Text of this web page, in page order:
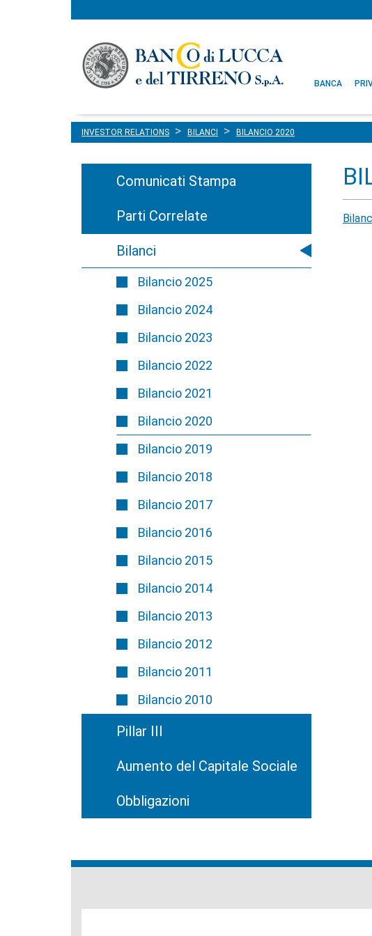
principale
BANCA
INVESTOR RELATIONS BILANCI BILANCIO 2020
Comunicati Stampa
Parti Correlate
Bilanci
Bilancio 2025
Bilancio 2024
Bilancio 2023
Bilancio 2022
Bilancio 2021
Bilancio 2020
Bilancio 2019
Bilancio 2018
Bilancio 2017
Bilancio 2016
Bilancio 2015
Bilancio 2014
Bilancio 2013
Bilancio 2012
Bilancio 2011
Bilancio 2010
Pillar III
Aumento del Capitale Sociale
Obbligazioni